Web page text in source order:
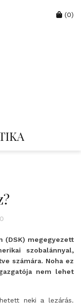
Cart
(0)
(DSK) megegyezett
szobalánnyal,
számára. Noha ez
nem lehet
neki a lezárás.